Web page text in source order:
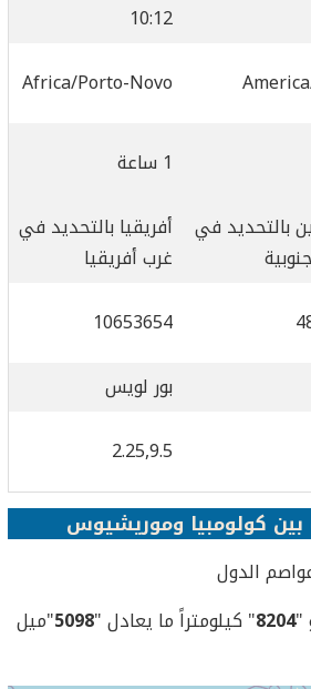
10:12
Africa/Porto-Novo
1 ساعة
بالتحديد في
أفريقيا بالتحديد في
غرب أفريقيا
10653654
بور لويس
2.25,9.5
كولومبيا وموريشيوس
الدول
"
8204" كيلومتراً ما يعادل "5098"ميل